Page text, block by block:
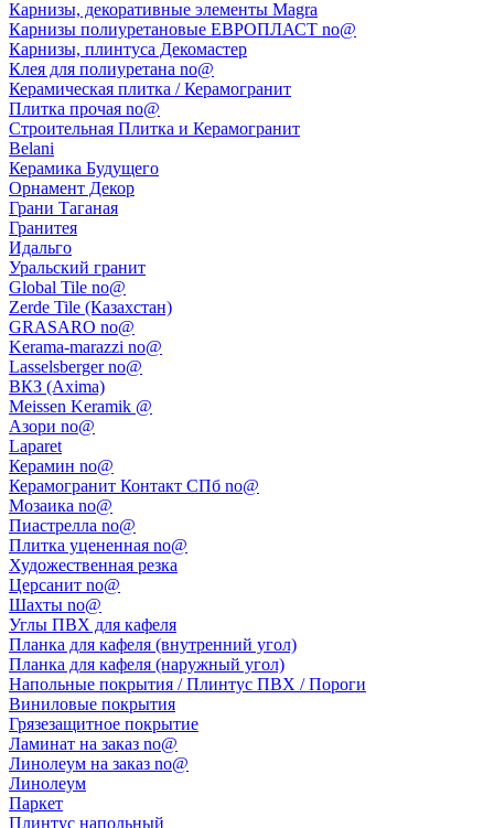
Карнизы, декоративные элементы Magra
Карнизы полиуретановые ЕВРОПЛАСТ no@
Карнизы, плинтуса Декомастер
Клея для полиуретана no@
Керамическая плитка / Керамогранит
Плитка прочая no@
Строительная Плитка и Керамогранит
Belani
Керамика Будущего
Орнамент Декор
Грани Таганая
Гранитея
Идальго
Уральский гранит
Global Tile no@
Zerde Tile (Казахстан)
GRASARO no@
Kerama-marazzi no@
Lasselsberger no@
ВКЗ (Axima)
Meissen Keramik @
Азори no@
Laparet
Керамин no@
Керамогранит Контакт СПб no@
Мозаика no@
Пиастрелла no@
Плитка уцененная no@
Художественная резка
Церсанит no@
Шахты no@
Углы ПВХ для кафеля
Планка для кафеля (внутренний угол)
Планка для кафеля (наружный угол)
Напольные покрытия / Плинтус ПВХ / Пороги
Виниловые покрытия
Грязезащитное покрытие
Ламинат на заказ no@
Линолеум на заказ no@
Линолеум
Паркет
Плинтус напольный